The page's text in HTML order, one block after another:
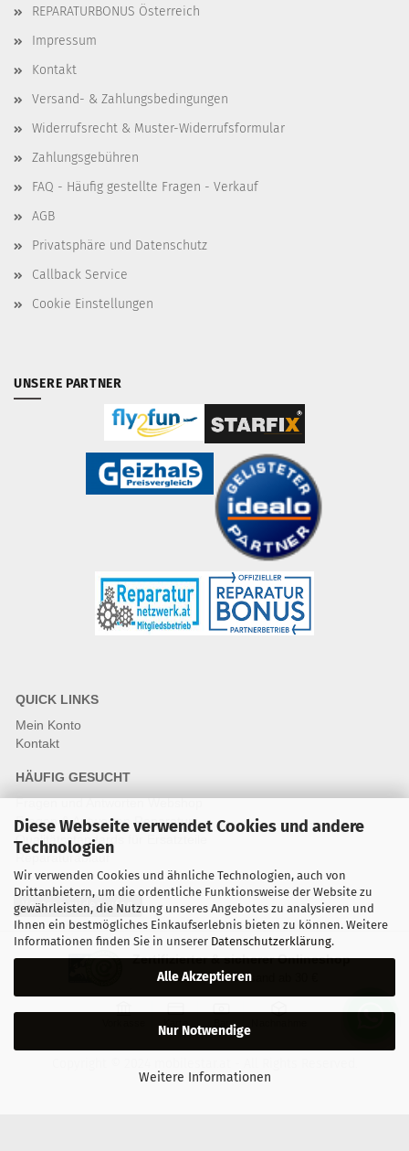
Diese Webseite verwendet Cookies und andere
Technologien
Wir verwenden Cookies und ähnliche Technologien, auch von
Drittanbietern, um die ordentliche Funktionsweise der Website zu
gewährleisten, die Nutzung unseres Angebotes zu analysieren und
Ihnen ein bestmögliches Einkaufserlebnis bieten zu können. Weitere
Informationen finden Sie in unserer Datenschutzerklärung.
Alle Akzeptieren
Nur Notwendige
Weitere Informationen
REPARATURBONUS Österreich
Impressum
Kontakt
Versand- & Zahlungsbedingungen
Widerrufsrecht & Muster-Widerrufsformular
Zahlungsgebühren
FAQ - Häufig gestellte Fragen - Verkauf
AGB
Privatsphäre und Datenschutz
Callback Service
Cookie Einstellungen
UNSERE PARTNER
QUICK LINKS
Mein Konto
Kontakt
HÄUFIG GESUCHT
Fragen und Antworten Webshop
Fragen & Antworten Reparatur
Qualitätsstandards für Ersatzteile
Reparaturablauf
Vertrag widerrufen
Zertifizierter & sicherer Onlineshop
Kostenloser Versand ab 30 €